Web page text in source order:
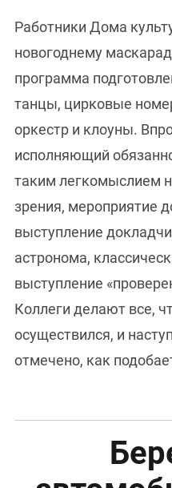
Работники Дома
новогоднему
программа
танцы, цирковые
оркестр и клоуны.
исполняющий
таким легкомыслием
зрения, мероприятие
выступление
астронома,
выступление
Коллеги делают все,
осуществился, и
отмечено, как